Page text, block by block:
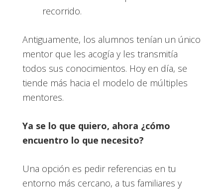
recorrido.
Antiguamente, los alumnos tenían un único
mentor que les acogía y les transmitía
todos sus conocimientos. Hoy en día, se
tiende más hacia el modelo de múltiples
mentores.
Ya se lo que quiero, ahora ¿cómo
encuentro lo que necesito?
Una opción es pedir referencias en tu
entorno más cercano, a tus familiares y